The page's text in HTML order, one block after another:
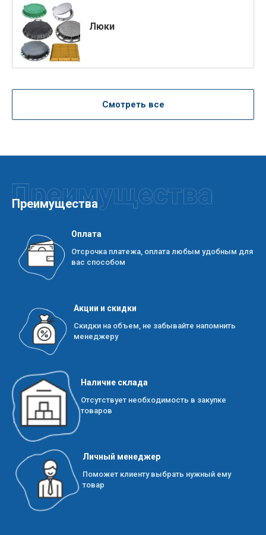
Люки
Смотреть все
Преимущества
Оплата
Отсрочка платежа, оплата любым удобным для
вас способом
Акции и скидки
Скидки на объем, не забывайте напомнить
менеджеру
Наличие склада
Отсутствует необходимость в закупке
товаров
Личный менеджер
Поможет клиенту выбрать нужный ему
товар